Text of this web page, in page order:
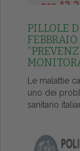
PILLOLE
Le malattie
uno dei
sanitario